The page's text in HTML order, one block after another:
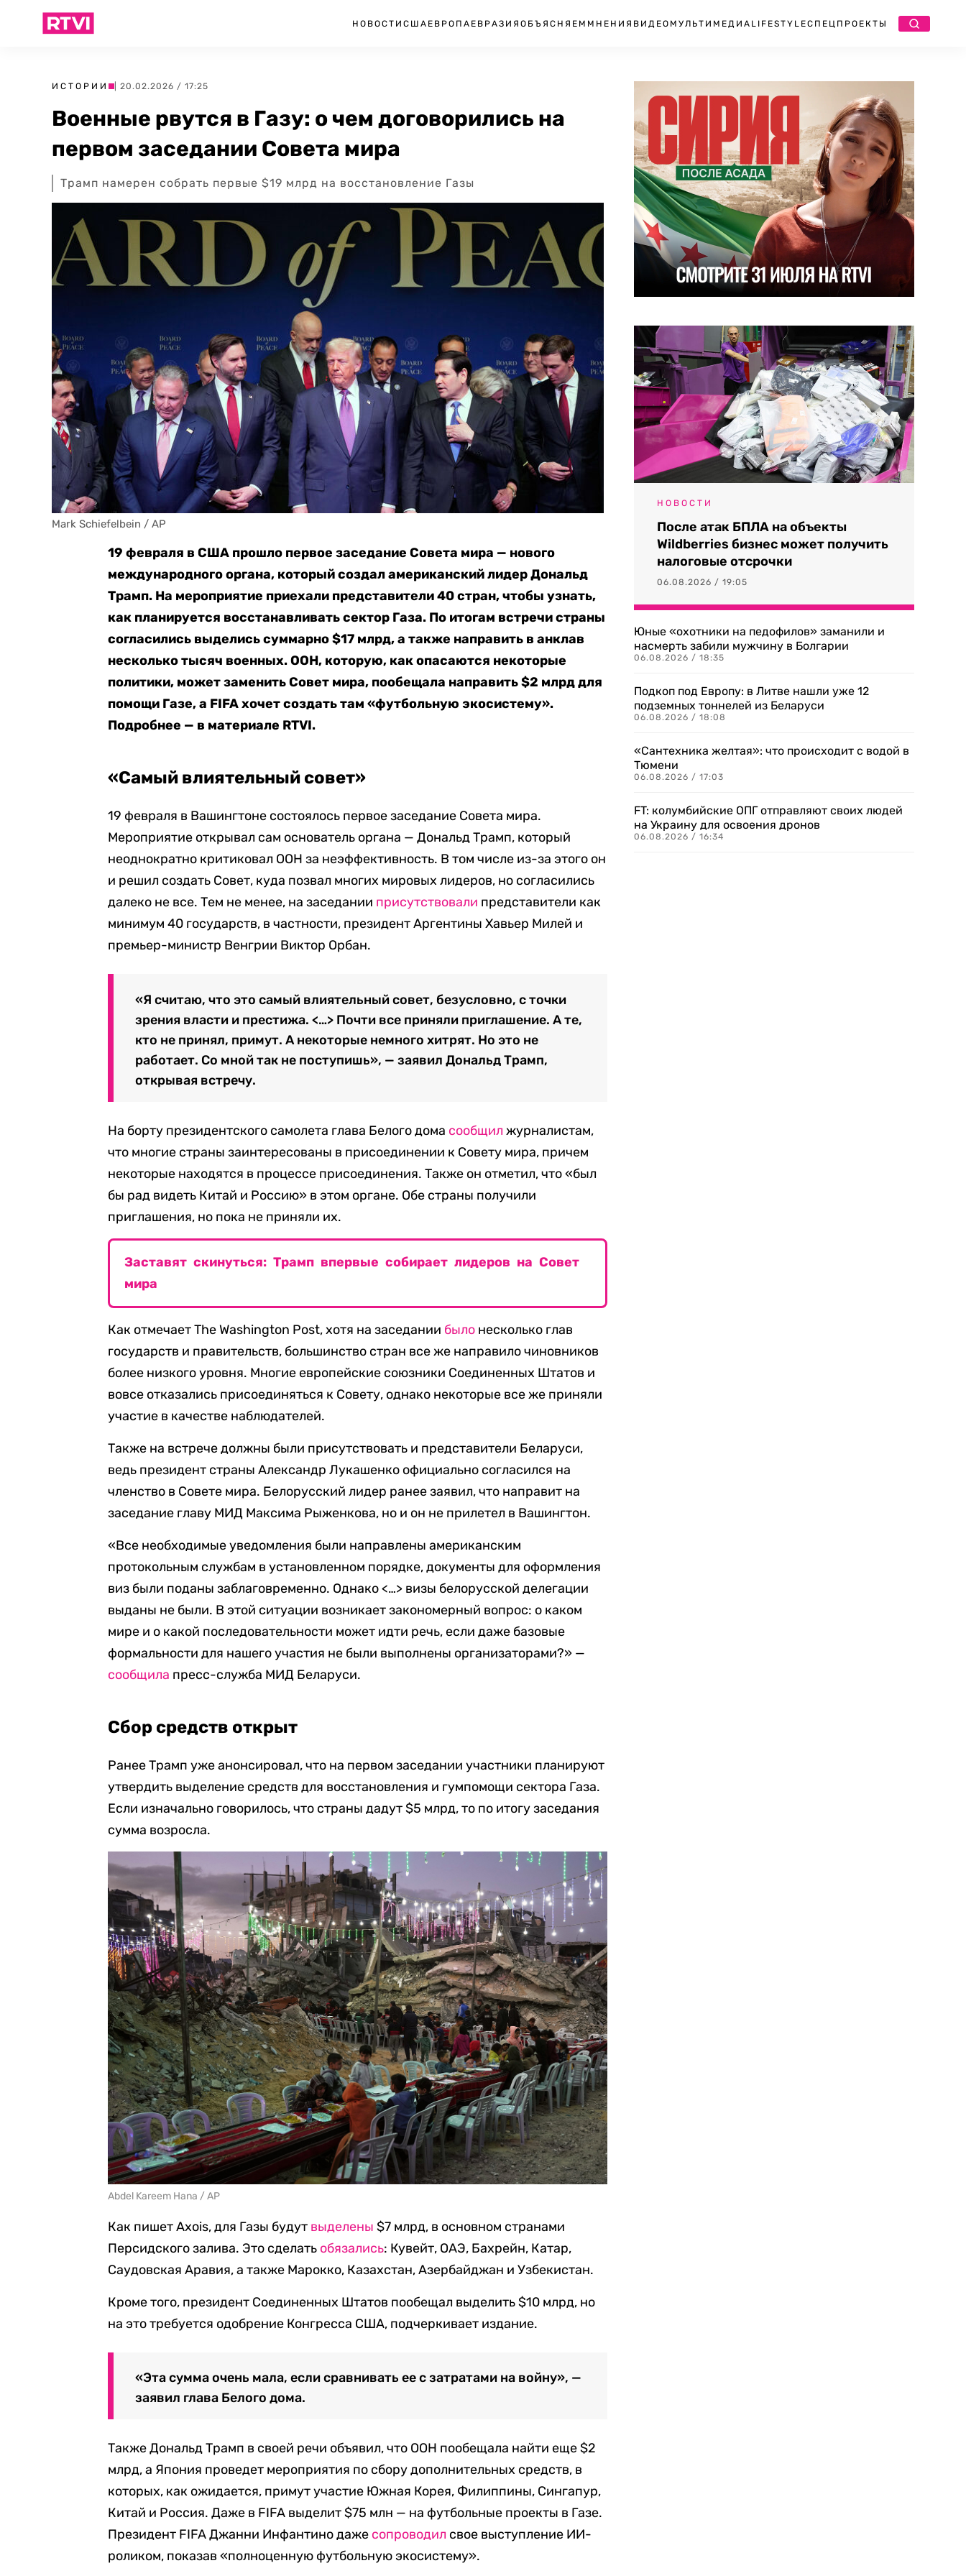
НОВОСТИ США ЕВРОПА ЕВРАЗИЯ ОБЪЯСНЯЕМ МНЕНИЯ ВИДЕО МУЛЬТИМЕДИА LIFESTYLEСПЕЦПРОЕКТЫ
ИСТОРИИ | 20.02.2026 / 17:25
Военные рвутся в Газу: о чем договорились на
первом заседании Совета мира
Трамп намерен собрать первые $19 млрд на восстановление Газы
Mark Schiefelbein / AP
19 февраля в США прошло первое заседание Совета мира — нового
международного органа, который создал американский лидер Дональд
Трамп. На мероприятие приехали представители 40 стран, чтобы узнать,
как планируется восстанавливать сектор Газа. По итогам встречи страны
согласились выделись суммарно $17 млрд, а также направить в анклав
несколько тысяч военных. ООН, которую, как опасаются некоторые
политики, может заменить Совет мира, пообещала направить $2 млрд для
помощи Газе, а FIFA хочет создать там «футбольную экосистему».
Подробнее — в материале RTVI.
«Самый влиятельный совет»
19 февраля в Вашингтоне состоялось первое заседание Совета мира.
Мероприятие открывал сам основатель органа — Дональд Трамп, который
неоднократно критиковал ООН за неэффективность. В том числе из-за этого он
и решил создать Совет, куда позвал многих мировых лидеров, но согласились
далеко не все. Тем не менее, на заседании присутствовали представители как
минимум 40 государств, в частности, президент Аргентины Хавьер Милей и
премьер-министр Венгрии Виктор Орбан.
«Я считаю, что это самый влиятельный совет, безусловно, с точки
зрения власти и престижа. <…> Почти все приняли приглашение. А те,
кто не принял, примут. А некоторые немного хитрят. Но это не
работает. Со мной так не поступишь», — заявил Дональд Трамп,
открывая встречу.
На борту президентского самолета глава Белого дома сообщил журналистам,
что многие страны заинтересованы в присоединении к Совету мира, причем
некоторые находятся в процессе присоединения. Также он отметил, что «был
бы рад видеть Китай и Россию» в этом органе. Обе страны получили
приглашения, но пока не приняли их.
Заставят скинуться: Трамп впервые собирает лидеров на Совет
мира
Как отмечает The Washington Post, хотя на заседании было несколько глав
государств и правительств, большинство стран все же направило чиновников
более низкого уровня. Многие европейские союзники Соединенных Штатов и
вовсе отказались присоединяться к Совету, однако некоторые все же приняли
участие в качестве наблюдателей.
Также на встрече должны были присутствовать и представители Беларуси,
ведь президент страны Александр Лукашенко официально согласился на
членство в Совете мира. Белорусский лидер ранее заявил, что направит на
заседание главу МИД Максима Рыженкова, но и он не прилетел в Вашингтон.
«Все необходимые уведомления были направлены американским
протокольным службам в установленном порядке, документы для оформления
виз были поданы заблаговременно. Однако <…> визы белорусской делегации
выданы не были. В этой ситуации возникает закономерный вопрос: о каком
мире и о какой последовательности может идти речь, если даже базовые
формальности для нашего участия не были выполнены организаторами?» —
сообщила пресс-служба МИД Беларуси.
Сбор средств открыт
Ранее Трамп уже анонсировал, что на первом заседании участники планируют
утвердить выделение средств для восстановления и гумпомощи сектора Газа.
Если изначально говорилось, что страны дадут $5 млрд, то по итогу заседания
сумма возросла.
Abdel Kareem Hana / AP
Как пишет Axois, для Газы будут выделены $7 млрд, в основном странами
Персидского залива. Это сделать обязались: Кувейт, ОАЭ, Бахрейн, Катар,
Саудовская Аравия, а также Марокко, Казахстан, Азербайджан и Узбекистан.
Кроме того, президент Соединенных Штатов пообещал выделить $10 млрд, но
на это требуется одобрение Конгресса США, подчеркивает издание.
«Эта сумма очень мала, если сравнивать ее с затратами на войну», —
заявил глава Белого дома.
Также Дональд Трамп в своей речи объявил, что ООН пообещала найти еще $2
млрд, а Япония проведет мероприятия по сбору дополнительных средств, в
которых, как ожидается, примут участие Южная Корея, Филиппины, Сингапур,
Китай и Россия. Даже в FIFA выделит $75 млн — на футбольные проекты в Газе.
Президент FIFA Джанни Инфантино даже сопроводил свое выступление ИИ-
роликом, показав «полноценную футбольную экосистему».
НОВОСТИ
После атак БПЛА на объекты
Wildberries бизнес может получить
налоговые отсрочки
06.08.2026 / 19:05
Юные «охотники на педофилов» заманили и
насмерть забили мужчину в Болгарии
06.08.2026 / 18:35
Подкоп под Европу: в Литве нашли уже 12
подземных тоннелей из Беларуси
06.08.2026 / 18:08
«Сантехника желтая»: что происходит с водой в
Тюмени
06.08.2026 / 17:03
FT: колумбийские ОПГ отправляют своих людей
на Украину для освоения дронов
06.08.2026 / 16:34